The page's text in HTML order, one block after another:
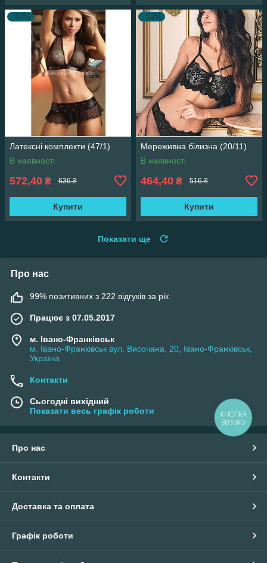
–10%
Латексні комплекти (47/1)
В наявності
572,40 ₴ 636 ₴
Купити
–10%
Мереживна білизна (20/11)
В наявності
464,40 ₴ 516 ₴
Купити
Показати ще
Про нас
99% позитивних з 222 відгуків за рік
Працює з 07.05.2017
м. Івано-Франківськ
м. Івано-Франківськ вул. Височана, 20, Івано-Франківськ,
Україна
Контакти
Сьогодні вихідний
Показати весь графік роботи
Про нас
Контакти
Доставка та оплата
Графік роботи
КНОПКА
ЗВ'ЯЗКУ